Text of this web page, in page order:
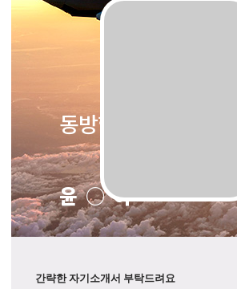
동방항공 객실승무
윤○하
간략한 자기소개서 부탁드려요